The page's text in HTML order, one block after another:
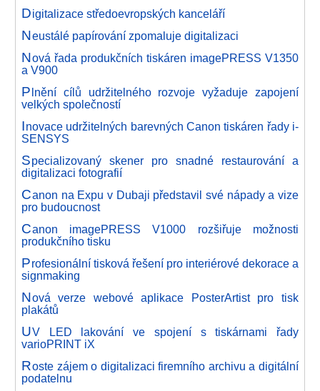
Digitalizace středoevropských kanceláří
Neustálé papírování zpomaluje digitalizaci
Nová řada produkčních tiskáren imagePRESS V1350
a V900
Plnění cílů udržitelného rozvoje vyžaduje zapojení
velkých společností
Inovace udržitelných barevných Canon tiskáren řady i-
SENSYS
Specializovaný skener pro snadné restaurování a
digitalizaci fotografií
Canon na Expu v Dubaji představil své nápady a vize
pro budoucnost
Canon imagePRESS V1000 rozšiřuje možnosti
produkčního tisku
Profesionální tisková řešení pro interiérové dekorace a
signmaking
Nová verze webové aplikace PosterArtist pro tisk
plakátů
UV LED lakování ve spojení s tiskárnami řady
varioPRINT iX
Roste zájem o digitalizaci firemního archivu a digitální
podatelnu